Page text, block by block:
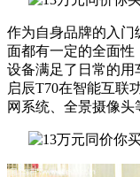
作为自身品牌的入
面都有一定的全面性
设备满足了日常的用
启辰T70在智能互联
网系统、全景摄像头